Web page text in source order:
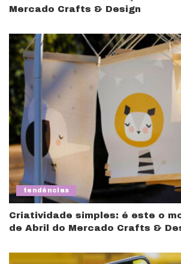
Mercado Crafts & Design
tendências
Criatividade simples: é este o
de Abril do Mercado Crafts &